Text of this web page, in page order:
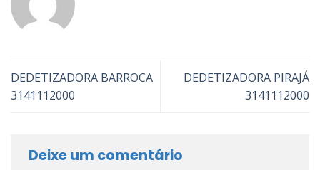
DEDETIZADORA BARROCA
3141112000
DEDETIZADORA PIRAJÁ
3141112000
Deixe um comentário